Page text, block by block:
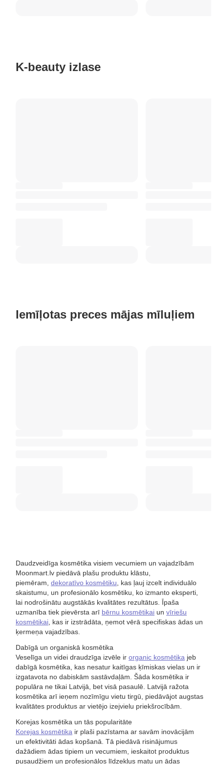
K-beauty izlase
Iemīļotas preces mājas mīluļiem
Daudzveidīga kosmētika visiem vecumiem un vajadzībām
Moonmart.lv piedāvā plašu produktu klāstu,
piemēram, dekoratīvo kosmētiku, kas ļauj izcelt individuālo
skaistumu, un profesionālo kosmētiku, ko izmanto eksperti,
lai nodrošinātu augstākās kvalitātes rezultātus. Īpaša
uzmanība tiek pievērsta arī bērnu kosmētikai un vīriešu
kosmētikai, kas ir izstrādāta, ņemot vērā specifiskas ādas un
ķermeņa vajadzības.
Dabīgā un organiskā kosmētika
Veselīga un videi draudzīga izvēle ir organic kosmētika jeb
dabīgā kosmētika, kas nesatur kaitīgas ķīmiskas vielas un ir
izgatavota no dabiskām sastāvdaļām. Šāda kosmētika ir
populāra ne tikai Latvijā, bet visā pasaulē. Latvijā ražota
kosmētika arī ieņem nozīmīgu vietu tirgū, piedāvājot augstas
kvalitātes produktus ar vietējo izejvielu priekšrocībām.
Korejas kosmētika un tās popularitāte
Korejas kosmētika ir plaši pazīstama ar savām inovācijām
un efektivitāti ādas kopšanā. Tā piedāvā risinājumus
dažādiem ādas tipiem un vecumiem, ieskaitot produktus
pusaudžiem un profesionālos līdzekļus matu un ādas